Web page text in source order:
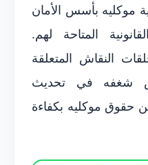
موكليه بأسس الأمان
المتاحة لهم.
النقاش المتعلقة
شغفه في تحديث
حقوق موكليه بكفاءة